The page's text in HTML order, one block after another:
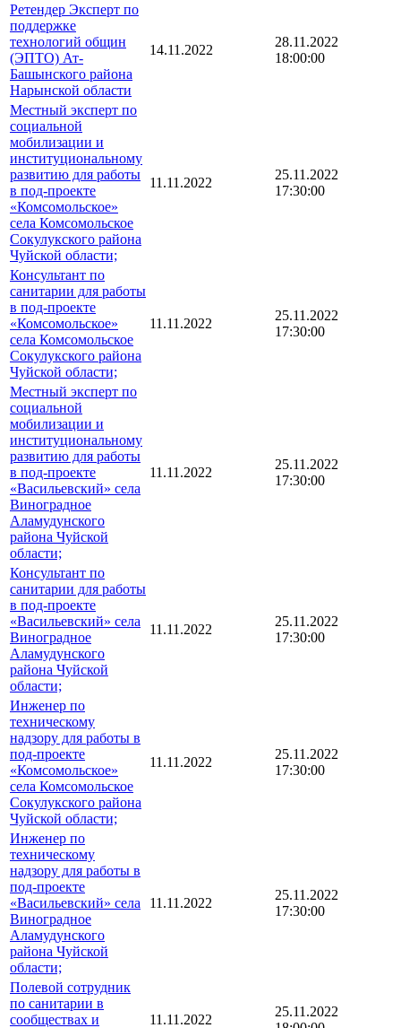
Ретендер Эксперт по
поддержке
технологий общин
(ЭПТО) Ат-
Башынского района
Нарынской области
14.11.2022
28.11.2022
18:00:00
Местный эксперт по
социальной
мобилизации и
институциональному
развитию для работы
в под-проекте
«Комсомольское»
села Комсомольское
Сокулукского района
Чуйской области;
11.11.2022
25.11.2022
17:30:00
Консультант по
санитарии для работы
в под-проекте
«Комсомольское»
села Комсомольское
Сокулукского района
Чуйской области;
11.11.2022
25.11.2022
17:30:00
Местный эксперт по
социальной
мобилизации и
институциональному
развитию для работы
в под-проекте
«Васильевский» села
Виноградное
Аламудунского
района Чуйской
области;
11.11.2022
25.11.2022
17:30:00
Консультант по
санитарии для работы
в под-проекте
«Васильевский» села
Виноградное
Аламудунского
района Чуйской
области;
11.11.2022
25.11.2022
17:30:00
Инженер по
техническому
надзору для работы в
под-проекте
«Комсомольское»
села Комсомольское
Сокулукского района
Чуйской области;
11.11.2022
25.11.2022
17:30:00
Инженер по
техническому
надзору для работы в
под-проекте
«Васильевский» села
Виноградное
Аламудунского
района Чуйской
области;
11.11.2022
25.11.2022
17:30:00
Полевой сотрудник
по санитарии в
сообществах и
11.11.2022
25.11.2022